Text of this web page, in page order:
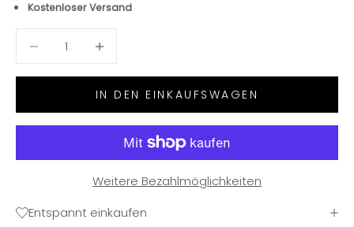
Kostenloser Versand
IN DEN EINKAUFSWAGEN
Weitere Bezahlmöglichkeiten
Entspannt einkaufen